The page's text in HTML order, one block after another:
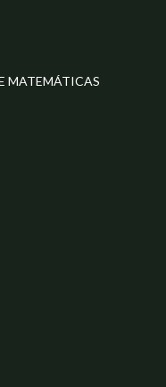
MATEMÁTICAS